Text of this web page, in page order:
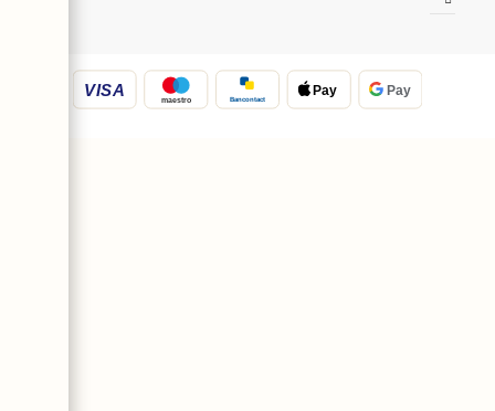
VISA
maestro Bancontact
Pay Pay